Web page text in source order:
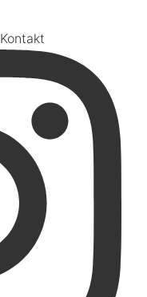
Kontakt